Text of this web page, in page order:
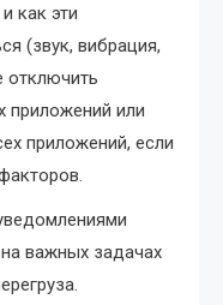
как эти
(звук, вибрация,
приложений или
приложений, если
важных задачах